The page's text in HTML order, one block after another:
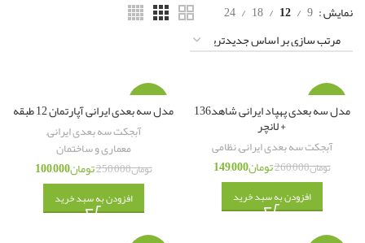
نمایش 9
12
18
24
-43% مدل سه بعدی پهپاد ایرانی شاهد136
+ لانچر
آبجکت سه بعدی ایرانی,نظامی
تومان260,000تومان149,000
افزودن به سبد خرید
مدل سه بعدی ایرانی آپارتمان 12 طبقه
آبجکت سه بعدی ایرانی,
معماری و ساختمان
تومان250,000تومان100,000
افزودن به سبد خرید